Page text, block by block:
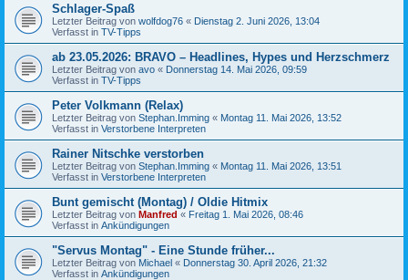
Schlager-Spaß
Letzter Beitrag von wolfdog76 « Dienstag 2. Juni 2026, 13:04
Verfasst in TV-Tipps
ab 23.05.2026: BRAVO – Headlines, Hypes und Herzschmerz
Letzter Beitrag von avo « Donnerstag 14. Mai 2026, 09:59
Verfasst in TV-Tipps
Peter Volkmann (Relax)
Letzter Beitrag von Stephan.Imming « Montag 11. Mai 2026, 13:52
Verfasst in Verstorbene Interpreten
Rainer Nitschke verstorben
Letzter Beitrag von Stephan.Imming « Montag 11. Mai 2026, 13:51
Verfasst in Verstorbene Interpreten
Bunt gemischt (Montag) / Oldie Hitmix
Letzter Beitrag von Manfred « Freitag 1. Mai 2026, 08:46
Verfasst in Ankündigungen
"Servus Montag" - Eine Stunde früher...
Letzter Beitrag von Michael « Donnerstag 30. April 2026, 21:32
Verfasst in Ankündigungen